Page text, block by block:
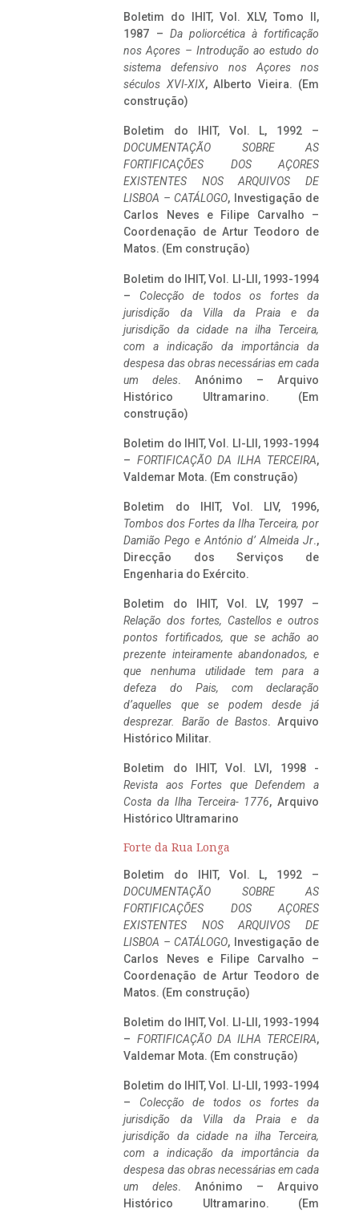
Boletim do IHIT, Vol. XLV, Tomo II,
1987 – Da poliorcética à fortificação
nos Açores – Introdução ao estudo do
sistema defensivo nos Açores nos
séculos XVI-XIX, Alberto Vieira. (Em
construção)
Boletim do IHIT, Vol. L, 1992 –
DOCUMENTAÇÃO SOBRE AS
FORTIFICAÇÕES DOS AÇORES
EXISTENTES NOS ARQUIVOS DE
LISBOA – CATÁLOGO, Investigação de
Carlos Neves e Filipe Carvalho –
Coordenação de Artur Teodoro de
Matos. (Em construção)
Boletim do IHIT, Vol. LI-LII, 1993-1994
– Colecção de todos os fortes da
jurisdição da Villa da Praia e da
jurisdição da cidade na ilha Terceira,
com a indicação da importância da
despesa das obras necessárias em cada
um deles. Anónimo – Arquivo
Histórico Ultramarino. (Em
construção)
Boletim do IHIT, Vol. LI-LII, 1993-1994
– FORTIFICAÇÃO DA ILHA TERCEIRA,
Valdemar Mota. (Em construção)
Boletim do IHIT, Vol. LIV, 1996,
Tombos dos Fortes da Ilha Terceira, por
Damião Pego e António d’ Almeida Jr.,
Direcção dos Serviços de
Engenharia do Exército.
Boletim do IHIT, Vol. LV, 1997 –
Relação dos fortes, Castellos e outros
pontos fortificados, que se achão ao
prezente inteiramente abandonados, e
que nenhuma utilidade tem para a
defeza do Pais, com declaração
d’aquelles que se podem desde já
desprezar. Barão de Bastos. Arquivo
Histórico Militar.
Boletim do IHIT, Vol. LVI, 1998 -
Revista aos Fortes que Defendem a
Costa da Ilha Terceira- 1776, Arquivo
Histórico Ultramarino
Forte da Rua Longa
Boletim do IHIT, Vol. L, 1992 –
DOCUMENTAÇÃO SOBRE AS
FORTIFICAÇÕES DOS AÇORES
EXISTENTES NOS ARQUIVOS DE
LISBOA – CATÁLOGO, Investigação de
Carlos Neves e Filipe Carvalho –
Coordenação de Artur Teodoro de
Matos. (Em construção)
Boletim do IHIT, Vol. LI-LII, 1993-1994
– FORTIFICAÇÃO DA ILHA TERCEIRA,
Valdemar Mota. (Em construção)
Boletim do IHIT, Vol. LI-LII, 1993-1994
– Colecção de todos os fortes da
jurisdição da Villa da Praia e da
jurisdição da cidade na ilha Terceira,
com a indicação da importância da
despesa das obras necessárias em cada
um deles. Anónimo – Arquivo
Histórico Ultramarino. (Em